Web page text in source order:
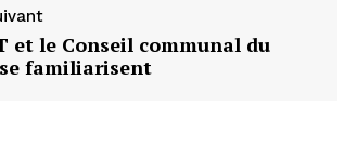
et le Conseil communal du
familiarisent